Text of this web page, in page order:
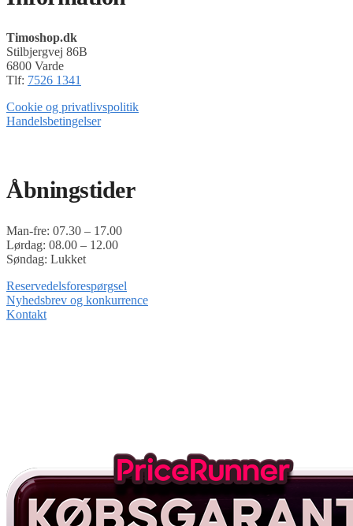
Timoshop.dk
Stilbjergvej 86B
6800 Varde
Tlf: 7526 1341
Cookie og privatlivspolitik
Handelsbetingelser
Åbningstider
Man-fre: 07.30 – 17.00
Lørdag: 08.00 – 12.00
Søndag: Lukket
Reservedelsforespørgsel
Nyhedsbrev og konkurrence
Kontakt